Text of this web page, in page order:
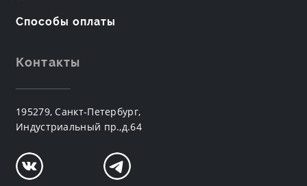
Способы оплаты
Контакты
195279, Санкт-Петербург,
Индустриальный пр.,д.64